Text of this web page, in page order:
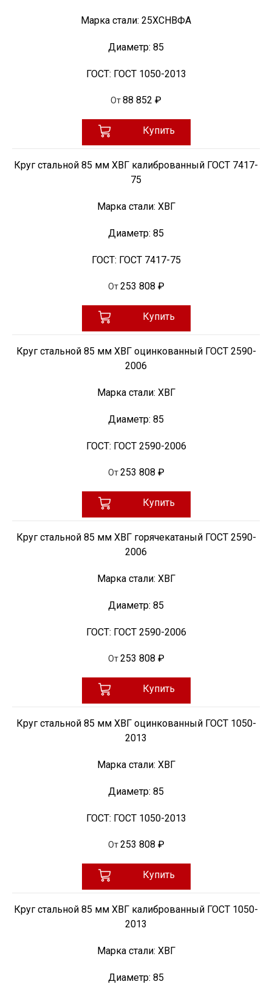
Марка стали: 25ХСНВФА
Диаметр: 85
ГОСТ: ГОСТ 1050-2013
От88 852 ₽
Купить
Круг стальной 85 мм ХВГ калиброванный ГОСТ 7417-
75
Марка стали: ХВГ
Диаметр: 85
ГОСТ: ГОСТ 7417-75
От 253 808 ₽
Купить
Круг стальной 85 мм ХВГ оцинкованный ГОСТ 2590-
2006
Марка стали: ХВГ
Диаметр: 85
ГОСТ: ГОСТ 2590-2006
От 253 808 ₽
Купить
Круг стальной 85 мм ХВГ горячекатаный ГОСТ 2590-
2006
Марка стали: ХВГ
Диаметр: 85
ГОСТ: ГОСТ 2590-2006
От 253 808 ₽
Купить
Круг стальной 85 мм ХВГ оцинкованный ГОСТ 1050-
2013
Марка стали: ХВГ
Диаметр: 85
ГОСТ: ГОСТ 1050-2013
От 253 808 ₽
Купить
Круг стальной 85 мм ХВГ калиброванный ГОСТ 1050-
2013
Марка стали: ХВГ
Диаметр: 85